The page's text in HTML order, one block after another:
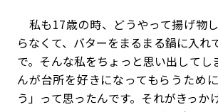
私も17歳の時、どうやって揚げ物
らなくて、バターをまるまる鍋に入れ
で。そんな私をちょっと思い出してし
んが台所を好きになってもらうため
う」って思ったんです。それがきっか